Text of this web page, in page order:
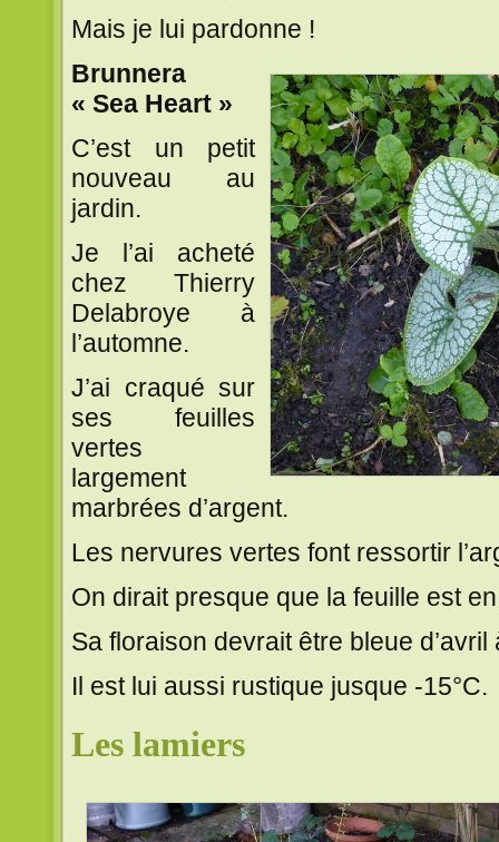
Mais je lui pardonne !
Brunnera
« Sea Heart »
C’est un petit
nouveau au
jardin.
Je l’ai acheté
chez Thierry
Delabroye à
l’automne.
J’ai craqué sur
ses feuilles
vertes
largement
marbrées d’argent.
Les nervures vertes font ressortir
On dirait presque que la feuille est
Sa floraison devrait être bleue d’avril
Il est lui aussi rustique jusque -15°C.
Les lamiers